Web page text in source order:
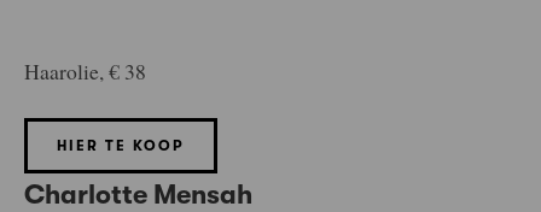
Haarolie, € 38
HIER TE KOOP
Charlotte Mensah